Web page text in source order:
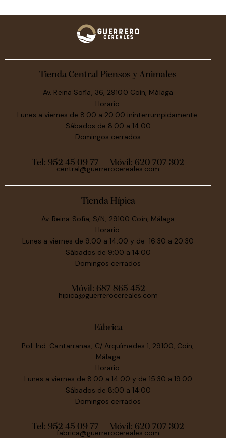
Tienda Central Piensos y Animales
Av. Reina Sofía, 36, 29100 Coín, Málaga
Horario:
Lunes a viernes de 8:00 a 20:00 ininterrumpidamente.
Sábados de 8:00 a 14:00
Domingos cerrados
Tel: 952 45 09 77 Móvil: 620 707 302
central@guerrerocereales.com
Tienda Hípica
Av. Reina Sofía, S/N, 29100 Coín, Málaga
Horario:
Lunes a viernes de 9:00 a 14:00 y de 16:30 a 20:30
Sábados de 9:00 a 14:00
Domingos cerrados
Móvil: 687 865 452
hipica@guerrerocereales.com
Fábrica
Pol. Ind. Cantarranas, C/ Arquímedes 1, 29100, Coín,
Málaga
Horario:
Lunes a viernes de 8:00 a 14:00 y de 15:30 a 19:00
Sábados de 8:00 a 14:00
Domingos cerrados
Tel: 952 45 09 77 Móvil: 620 707 302
fabrica@guerrerocereales.com